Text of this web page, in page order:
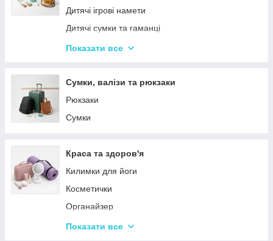
Дитячі ігрові намети
Дитячі сумки та гаманці
Дитячі фотокамери
Показати все
Сумки, валізи та рюкзаки
Рюкзаки
Сумки
Краса та здоров'я
Килимки для йоги
Косметички
Органайзер
Косметичні дзеркала
Показати все